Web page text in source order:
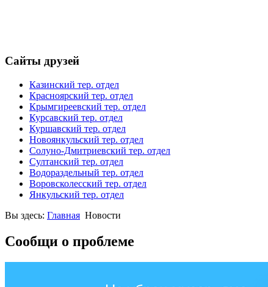
Сайты друзей
Казинский тер. отдел
Красноярский тер. отдел
Крымгиреевский тер. отдел
Курсавский тер. отдел
Куршавский тер. отдел
Новоянкульский тер. отдел
Солуно-Дмитриевский тер. отдел
Султанский тер. отдел
Водораздельный тер. отдел
Воровсколесский тер. отдел
Янкульский тер. отдел
Вы здесь: Главная Новости
Сообщи о проблеме